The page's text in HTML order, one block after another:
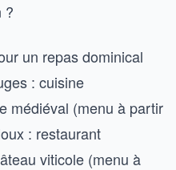
?
un repas dominical
: cuisine
médiéval (menu à partir
: restaurant
viticole (menu à